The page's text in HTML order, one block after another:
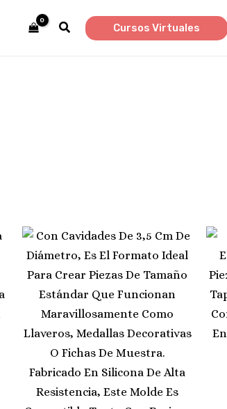
Cursos Virtuales